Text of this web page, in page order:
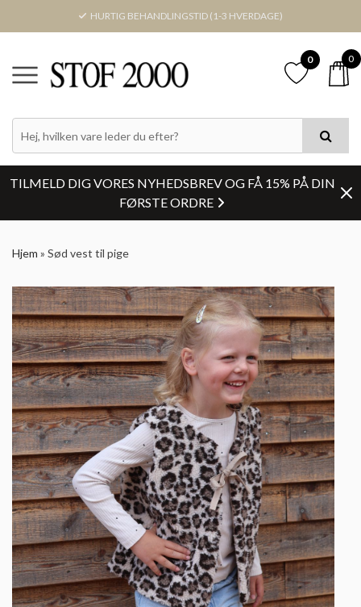
HURTIG BEHANDLINGSTID (1-3 HVERDAGE)
0 0
TILMELD DIG VORES NYHEDSBREV OG FÅ 15% PÅ DIN
FØRSTE ORDRE
Hjem » Sød vest til pige